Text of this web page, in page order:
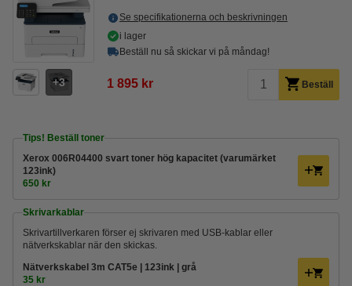
3
Se specifikationerna och beskrivningen
i lager
Beställ nu så skickar vi på måndag!
1 895 kr Beställ
Tips! Beställ toner
Xerox 006R04400 svart toner hög kapacitet (varumärket
123ink)
650 kr
Skrivarkablar
Skrivartillverkaren förser ej skrivaren med USB-kablar eller
nätverkskablar när den skickas.
Nätverkskabel 3m CAT5e | 123ink | grå
35 kr